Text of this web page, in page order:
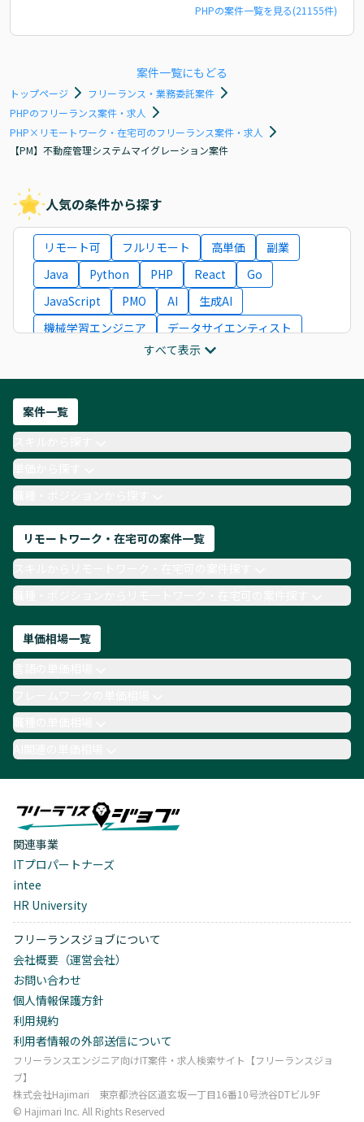
PHPの案件一覧を見る(21155件)
案件一覧にもどる
トップページ
フリーランス・業務委託案件
PHPのフリーランス案件・求人
PHP×リモートワーク・在宅可のフリーランス案件・求人
【PM】不動産管理システムマイグレーション案件
人気の条件から探す
リモート可 フルリモート 高単価
副業
Java
Python PHP React
Go
JavaScript
PMO AI
生成AI
機械学習エンジニア
データサイエンティスト
ITコンサルタント
フロントエンドエンジニア
ネットワークエンジニア
AIエンジニア
Webデザイナー
月収100万円 業務委託
COBOL
Ruby
TypeScript
Laravel AWS
すべて表示
案件一覧
単価から探す
職種・ポジションから探す
リモートワーク・在宅可の案件一覧
職種・ポジションからリモートワーク・在宅可の案件探す
単価相場一覧
職種の単価相場
AI関連の単価相場
関連事業
ITプロパートナーズ
intee
HR University
フリーランスジョブについて
会社概要（運営会社）
お問い合わせ
個人情報保護方針
利用規約
利用者情報の外部送信について
フリーランスエンジニア向けIT案件・求人検索サイト【フリーランスジョ
ブ】
株式会社Hajimari 東京都渋谷区道玄坂一丁目16番10号渋谷DTビル9F
©︎ Hajimari Inc. All Rights Reserved